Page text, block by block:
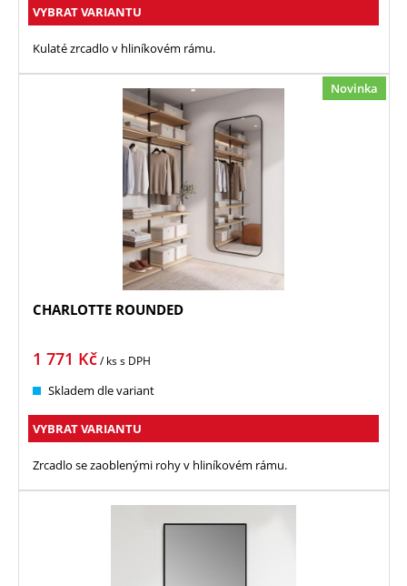
VYBRAT VARIANTU
Kulaté zrcadlo v hliníkovém rámu.
Novinka
CHARLOTTE ROUNDED
1 771 Kč/ kss DPH
Skladem dle variant
VYBRAT VARIANTU
Zrcadlo se zaoblenými rohy v hliníkovém rámu.